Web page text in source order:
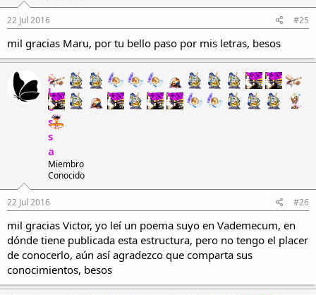
22 Jul 2016 #25
mil gracias Maru, por tu bello paso por mis letras, besos
A
l
e
s
s
a
Miembro
Conocido
22 Jul 2016 #26
mil gracias Victor, yo leí un poema suyo en Vademecum, en
dónde tiene publicada esta estructura, pero no tengo el placer
de conocerlo, aún así agradezco que comparta sus
conocimientos, besos